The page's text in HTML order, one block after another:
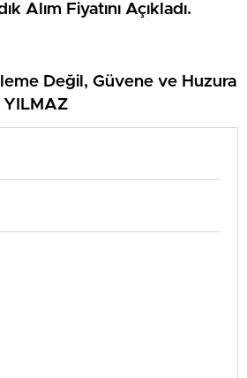
Alım Fiyatını Açıkladı.
Değil, Güvene ve Huzura